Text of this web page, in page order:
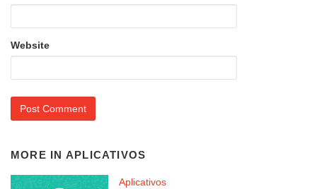
Website
MORE IN APLICATIVOS
Aplicativos